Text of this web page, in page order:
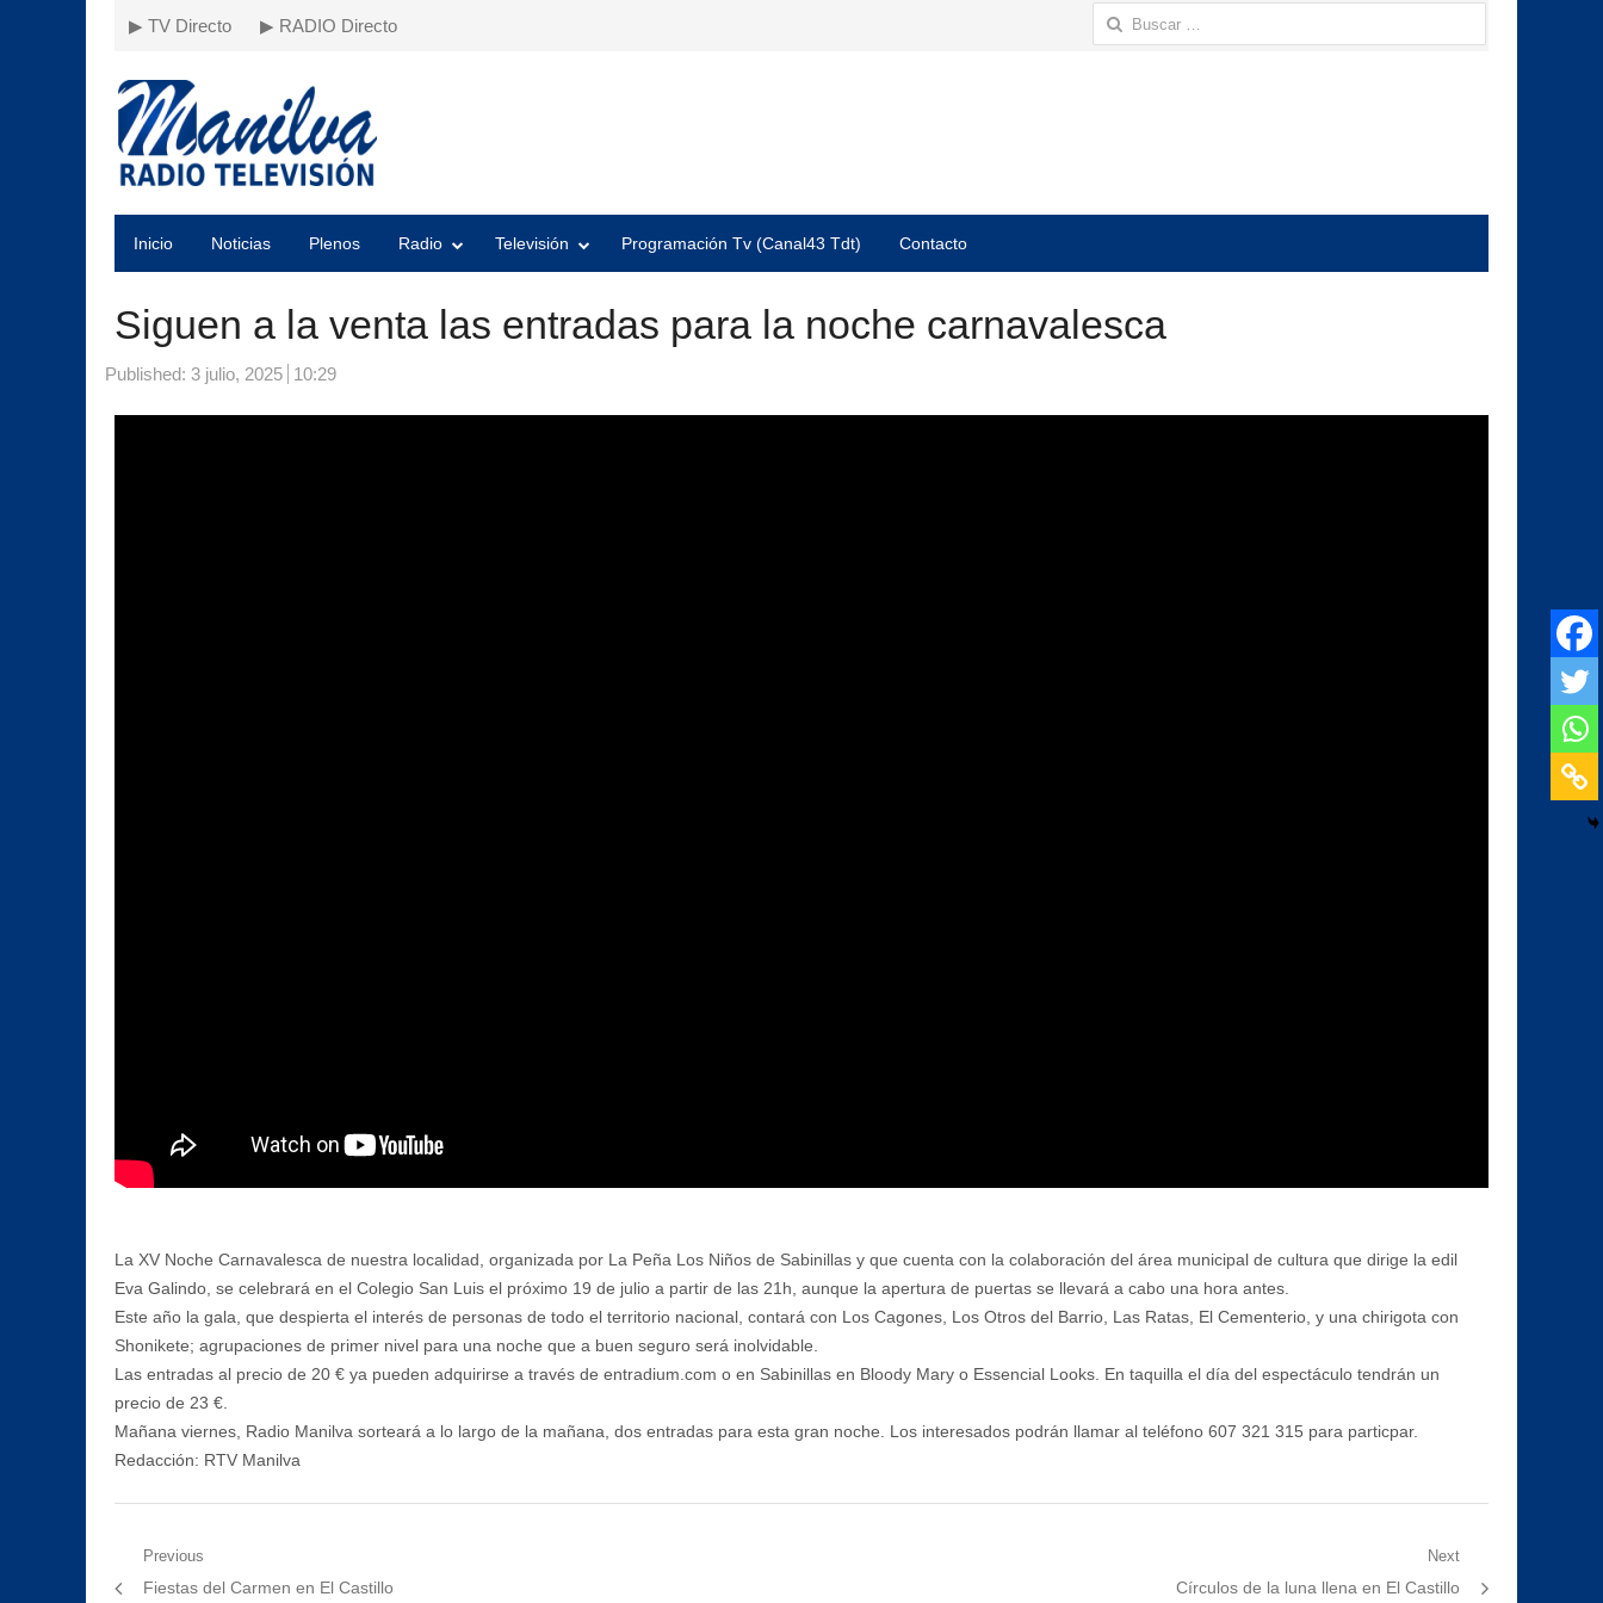
▶ TV Directo ▶ RADIO Directo Buscar:
Inicio Noticias Plenos Radio Televisión Programación Tv (Canal43 Tdt) Contacto
Siguen a la venta las entradas para la noche carnavalesca
Published: 3 julio, 2025 10:29
La XV Noche Carnavalesca de nuestra localidad, organizada por La Peña Los Niños de Sabinillas y que cuenta con la colaboración del área municipal de cultura que dirige la edil
Eva Galindo, se celebrará en el Colegio San Luis el próximo 19 de julio a partir de las 21h, aunque la apertura de puertas se llevará a cabo una hora antes.
Este año la gala, que despierta el interés de personas de todo el territorio nacional, contará con Los Cagones, Los Otros del Barrio, Las Ratas, El Cementerio, y una chirigota con
Shonikete; agrupaciones de primer nivel para una noche que a buen seguro será inolvidable.
Las entradas al precio de 20 € ya pueden adquirirse a través de entradium.com o en Sabinillas en Bloody Mary o Essencial Looks. En taquilla el día del espectáculo tendrán un
precio de 23 €.
Mañana viernes, Radio Manilva sorteará a lo largo de la mañana, dos entradas para esta gran noche. Los interesados podrán llamar al teléfono 607 321 315 para particpar.
Redacción: RTV Manilva
Navegación
Previous
Previous
Fiestas del Carmen en El Castillo
Next
Next
Círculos de la luna llena en El Castillo